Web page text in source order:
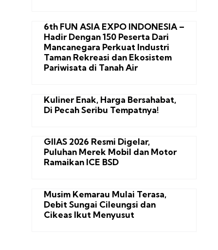
6th FUN ASIA EXPO INDONESIA –
Hadir Dengan 150 Peserta Dari
Mancanegara Perkuat Industri
Taman Rekreasi dan Ekosistem
Pariwisata di Tanah Air
Kuliner Enak, Harga Bersahabat,
Di Pecah Seribu Tempatnya!
GIIAS 2026 Resmi Digelar,
Puluhan Merek Mobil dan Motor
Ramaikan ICE BSD
Musim Kemarau Mulai Terasa,
Debit Sungai Cileungsi dan
Cikeas Ikut Menyusut